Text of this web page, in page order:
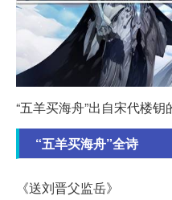
“五羊买海舟”出自宋代楼钥
“五羊买海舟”全诗
《送刘晋父监岳》